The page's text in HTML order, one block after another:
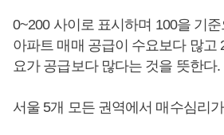
0~200 사이로 표시하며 100을 기
아파트 매매 공급이 수요보다 많고
요가 공급보다 많다는 것을 뜻한다.
서울 5개 모든 권역에서 매수심리